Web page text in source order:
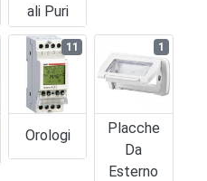
Ali Puri
Orologi
11
Placche
Da
Esterno
1